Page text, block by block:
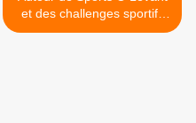
et des challenges sportifs
2025 >